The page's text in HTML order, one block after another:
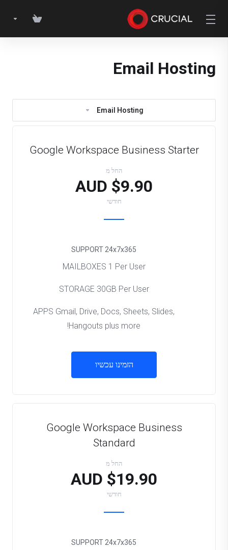
Email Hosting
Email Hosting
Google Workspace Business Starter
החל מ
$9.90 AUD
חודשי
MAILBOXES 1 Per User
STORAGE 30GB Per User
APPS Gmail, Drive, Docs, Sheets, Slides,
Hangouts plus more!
SUPPORT 24x7x365
הזמינו עכשיו
Google Workspace Business
Standard
החל מ
$19.90 AUD
חודשי
SUPPORT 24x7x365